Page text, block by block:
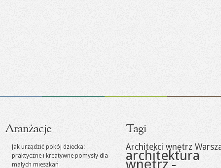
Aranżacje
Jak urządzić pokój dziecka:
praktyczne i kreatywne pomysły dla
małych mieszkań
Tagi
Architekci wnętrz
architektura
wnętrz -